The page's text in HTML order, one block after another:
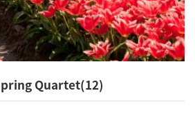
Quartet(12)